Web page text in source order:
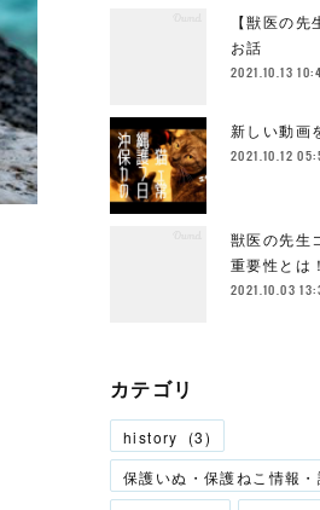
【獣医の
お話
2021.10.13
新しい動画
2021.10.12
獣医の先生
重要性とは
2021.10.03
カテゴリ
history (3)
保護いぬ・保護ねこ情報・